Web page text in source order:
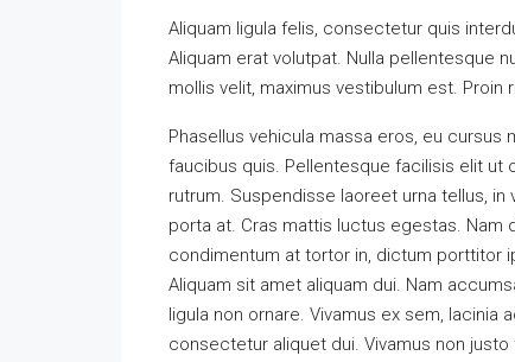
Aliquam ligula felis, consectetur quis
Aliquam erat volutpat. Nulla pellentesque
mollis velit, maximus vestibulum est.
Phasellus vehicula massa eros, eu cursus
faucibus quis. Pellentesque facilisis elit ut
rutrum. Suspendisse laoreet urna tellus, in
porta at. Cras mattis luctus egestas. Nam
condimentum at tortor in, dictum porttitor
Aliquam sit amet aliquam dui. Nam
ligula non ornare. Vivamus ex sem, lacinia
consectetur aliquet dui. Vivamus non justo